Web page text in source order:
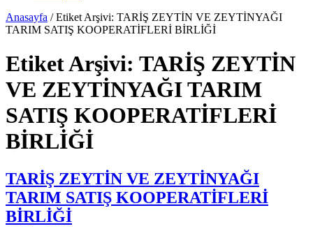
Anasayfa / Etiket Arşivi: TARİŞ ZEYTİN VE ZEYTİNYAĞI
TARIM SATIŞ KOOPERATİFLERİ BİRLİĞİ
Etiket Arşivi: TARİŞ ZEYTİN
VE ZEYTİNYAĞI TARIM
SATIŞ KOOPERATİFLERİ
BİRLİĞİ
TARİŞ ZEYTİN VE ZEYTİNYAĞI
TARIM SATIŞ KOOPERATİFLERİ
BİRLİĞİ